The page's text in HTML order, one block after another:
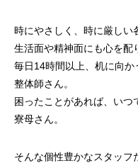
時にやさしく、時に厳しい
生活面や精神面にも心を配
毎日14時間以上、机に向
整体師さん。
困ったことがあれば、いつ
寮母さん。
そんな個性豊かなスタッフ